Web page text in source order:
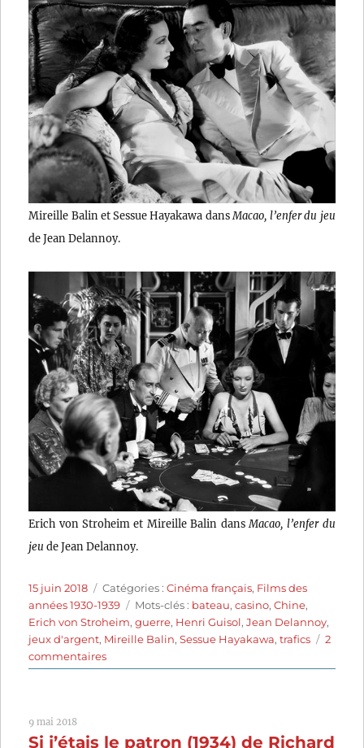
Mireille Balin et Sessue Hayakawa dans Macao, l’enfer du jeu
de Jean Delannoy.
Erich von Stroheim et Mireille Balin dans Macao, l’enfer du
jeu de Jean Delannoy.
Publié
le
15 juin 2018 Catégories
Catégories :Cinéma français, Films des
années 1930-1939
Étiquettes
Mots-clés : bateau,casino,Chine,
Erich von Stroheim,guerre, Henri Guisol,Jean Delannoy,
jeux d'argent, Mireille Balin,Sessue Hayakawa,trafics
2
commentairessur
Macao,
(1942)
9 mai 2018
Si j’étais le patron (1934) de Richard